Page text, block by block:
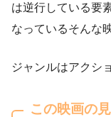
は逆行している要
なっているそんな
ジャンルはアクシ
この映画の